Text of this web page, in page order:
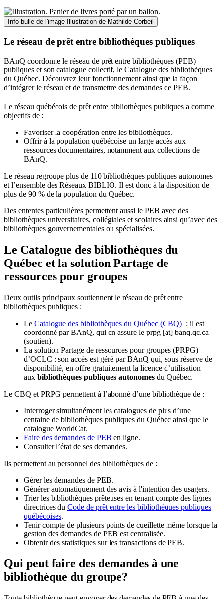
Info-bulle de l'image Illustration de Mathilde Corbeil
Le réseau de prêt entre bibliothèques publiques
BAnQ coordonne le réseau de prêt entre bibliothèques (PEB)
publiques et son catalogue collectif, le Catalogue des bibliothèques
du Québec. Découvrez leur fonctionnement ainsi que la façon
d’intégrer le réseau et de transmettre des demandes de PEB.
Le réseau québécois de prêt entre bibliothèques publiques a comme
objectifs de :
Favoriser la coopération entre les bibliothèques.
Offrir à la population québécoise un large accès aux
ressources documentaires, notamment aux collections de
BAnQ.
Le réseau regroupe plus de 110bibliothèques publiques autonomes
et l’ensemble des Réseaux BIBLIO. Il est donc à la disposition de
plus de 90 % de la population du Québec.
Des ententes particulières permettent aussi le PEB avec des
bibliothèques universitaires, collégiales et scolaires ainsi qu’avec des
bibliothèques gouvernementales ou spécialisées.
Le Catalogue des bibliothèques du
Québec et la solution Partage de
ressources pour groupes
Deux outils principaux soutiennent le réseau de prêt entre
bibliothèques publiques :
Le Catalogue des bibliothèques du Québec (CBQ) : il est
coordonné par BAnQ, qui en assure le prpg [at] banq.qc.ca
(soutien).
La solution Partage de ressources pour groupes (PRPG)
d’OCLC : son accès est géré par BAnQ qui, sous réserve de
disponibilité, en offre gratuitement la licence d’utilisation
aux bibliothèques publiques autonomes du Québec.
Le CBQ et PRPG permettent à l’abonné d’une bibliothèque de :
Interroger simultanément les catalogues de plus d’une
centaine de bibliothèques publiques du Québec ainsi que le
catalogue WorldCat.
Faire des demandes de PEB en ligne.
Consulter l’état de ses demandes.
Ils permettent au personnel des bibliothèques de :
Gérer les demandes de PEB.
Générer automatiquement des avis à l'intention des usagers.
Trier les bibliothèques prêteuses en tenant compte des lignes
directrices du Code de prêt entre les bibliothèques publiques
québécoises.
Tenir compte de plusieurs points de cueillette même lorsque la
gestion des demandes de PEB est centralisée.
Obtenir des statistiques sur les transactions de PEB.
Qui peut faire des demandes à une
bibliothèque du groupe?